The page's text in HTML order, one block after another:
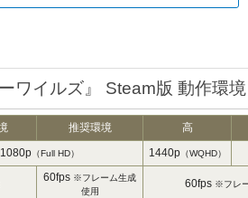
ワイルズ』 Steam版 動作環境
推奨環境
高
1080p（Full HD） 1440p（WQHD）
60fps ※フレーム生成
使用
60fps ※フレ